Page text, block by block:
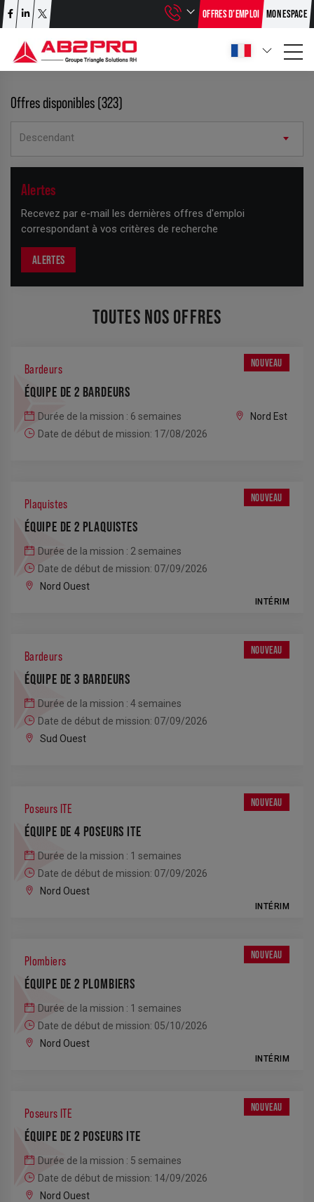
OFFRES D’EMPLOI MON ESPACE
Offres disponibles (323)
Descendant
Alertes
Recevez par e-mail les dernières offres d'emploi
correspondant à vos critères de recherche
ALERTES
TOUTES NOS OFFRES
NOUVEAU
Bardeurs
ÉQUIPE DE 2 BARDEURS
Durée de la mission : 6 semaines
Date de début de mission: 17/08/2026
Nord Est
NOUVEAU
Plaquistes
ÉQUIPE DE 2 PLAQUISTES
Durée de la mission : 2 semaines
Date de début de mission: 07/09/2026
Nord Ouest
INTÉRIM
NOUVEAU
Bardeurs
ÉQUIPE DE 3 BARDEURS
Durée de la mission : 4 semaines
Date de début de mission: 07/09/2026
Sud Ouest
NOUVEAU
Poseurs ITE
ÉQUIPE DE 4 POSEURS ITE
Durée de la mission : 1 semaines
Date de début de mission: 07/09/2026
Nord Ouest
INTÉRIM
NOUVEAU
Plombiers
ÉQUIPE DE 2 PLOMBIERS
Durée de la mission : 1 semaines
Date de début de mission: 05/10/2026
Nord Ouest
INTÉRIM
NOUVEAU
Poseurs ITE
ÉQUIPE DE 2 POSEURS ITE
Durée de la mission : 5 semaines
Date de début de mission: 14/09/2026
Nord Ouest
+
−